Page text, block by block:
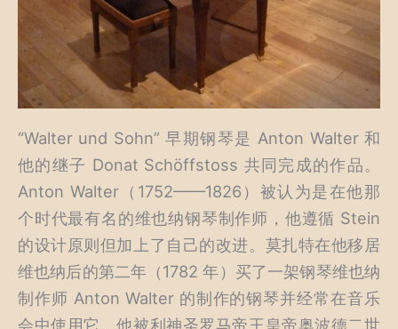
“Walter und Sohn” 早期钢琴是 Anton Walter 和
他的继子 Donat Schöffstoss 共同完成的作品。
Anton Walter（1752——1826）被认为是在他那
个时代最有名的维也纳钢琴制作师，他遵循 Stein
的设计原则但加上了自己的改进。莫扎特在他移居
维也纳后的第二年（1782 年）买了一架钢琴维也纳
制作师 Anton Walter 的制作的钢琴并经常在音乐
会中使用它。他被利神圣罗马帝王皇帝奥波德二世